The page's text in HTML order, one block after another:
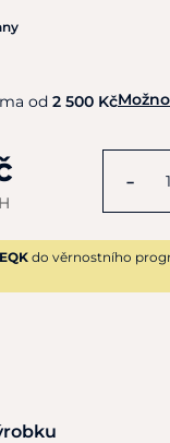
od 2 500 Kč
-
do věrnostního